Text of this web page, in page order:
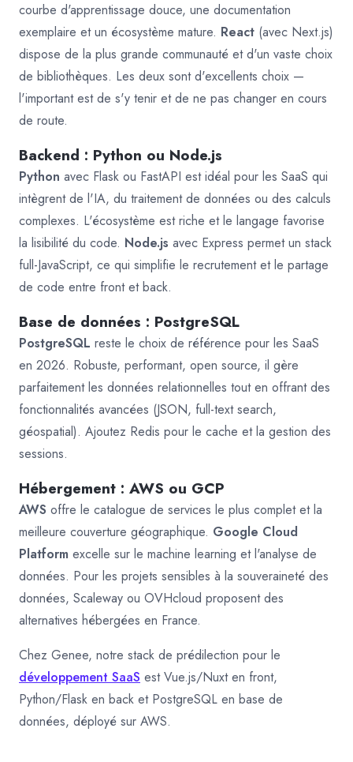
courbe d'apprentissage douce, une documentation
exemplaire et un écosystème mature. React (avec Next.js)
dispose de la plus grande communauté et d'un vaste choix
de bibliothèques. Les deux sont d'excellents choix —
l'important est de s'y tenir et de ne pas changer en cours
de route.
Backend : Python ou Node.js
Python avec Flask ou FastAPI est idéal pour les SaaS qui
intègrent de l'IA, du traitement de données ou des calculs
complexes. L'écosystème est riche et le langage favorise
la lisibilité du code. Node.js avec Express permet un stack
full-JavaScript, ce qui simplifie le recrutement et le partage
de code entre front et back.
Base de données : PostgreSQL
PostgreSQL reste le choix de référence pour les SaaS
en 2026. Robuste, performant, open source, il gère
parfaitement les données relationnelles tout en offrant des
fonctionnalités avancées (JSON, full-text search,
géospatial). Ajoutez Redis pour le cache et la gestion des
sessions.
Hébergement : AWS ou GCP
AWS offre le catalogue de services le plus complet et la
meilleure couverture géographique. Google Cloud
Platform excelle sur le machine learning et l'analyse de
données. Pour les projets sensibles à la souveraineté des
données, Scaleway ou OVHcloud proposent des
alternatives hébergées en France.
Chez Genee, notre stack de prédilection pour le
développement SaaS est Vue.js/Nuxt en front,
Python/Flask en back et PostgreSQL en base de
données, déployé sur AWS.